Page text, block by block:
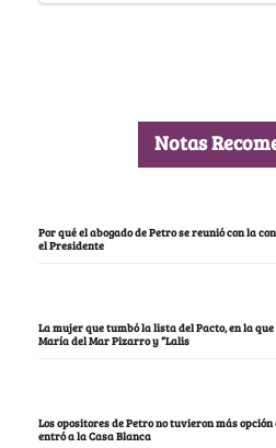
Notas
Por qué el abogado de Petro se reunió con la
el Presidente
La mujer que tumbó la lista del Pacto, en la
María del Mar Pizarro y “Lalis
Los opositores de Petro no tuvieron más
entró a la Casa Blanca